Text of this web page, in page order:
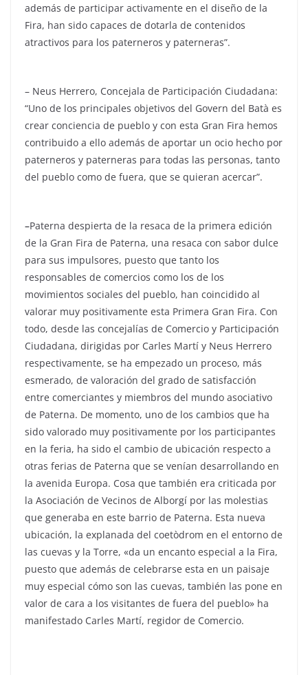
además de participar activamente en el diseño de la
Fira, han sido capaces de dotarla de contenidos
atractivos para los paterneros y paterneras”.
– Neus Herrero, Concejala de Participación Ciudadana:
“Uno de los principales objetivos del Govern del Batà es
crear conciencia de pueblo y con esta Gran Fira hemos
contribuido a ello además de aportar un ocio hecho por
paterneros y paterneras para todas las personas, tanto
del pueblo como de fuera, que se quieran acercar”.
–Paterna despierta de la resaca de la primera edición
de la Gran Fira de Paterna, una resaca con sabor dulce
para sus impulsores, puesto que tanto los
responsables de comercios como los de los
movimientos sociales del pueblo, han coincidido al
valorar muy positivamente esta Primera Gran Fira. Con
todo, desde las concejalías de Comercio y Participación
Ciudadana, dirigidas por Carles Martí y Neus Herrero
respectivamente, se ha empezado un proceso, más
esmerado, de valoración del grado de satisfacción
entre comerciantes y miembros del mundo asociativo
de Paterna. De momento, uno de los cambios que ha
sido valorado muy positivamente por los participantes
en la feria, ha sido el cambio de ubicación respecto a
otras ferias de Paterna que se venían desarrollando en
la avenida Europa. Cosa que también era criticada por
la Asociación de Vecinos de Alborgí por las molestias
que generaba en este barrio de Paterna. Esta nueva
ubicación, la explanada del coetòdrom en el entorno de
las cuevas y la Torre, «da un encanto especial a la Fira,
puesto que además de celebrarse esta en un paisaje
muy especial cómo son las cuevas, también las pone en
valor de cara a los visitantes de fuera del pueblo» ha
manifestado Carles Martí, regidor de Comercio.